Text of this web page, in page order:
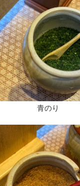
青のり